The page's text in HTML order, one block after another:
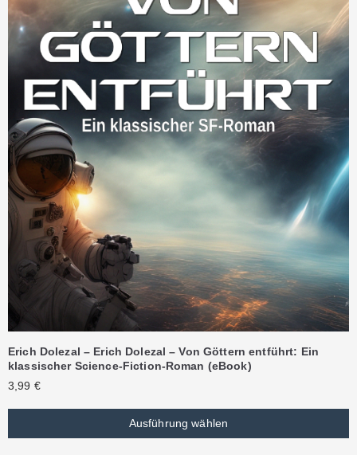
Erich Dolezal – Erich Dolezal – Von Göttern entführt: Ein
klassischer Science-Fiction-Roman (eBook)
3,99 €
Ausführung wählen